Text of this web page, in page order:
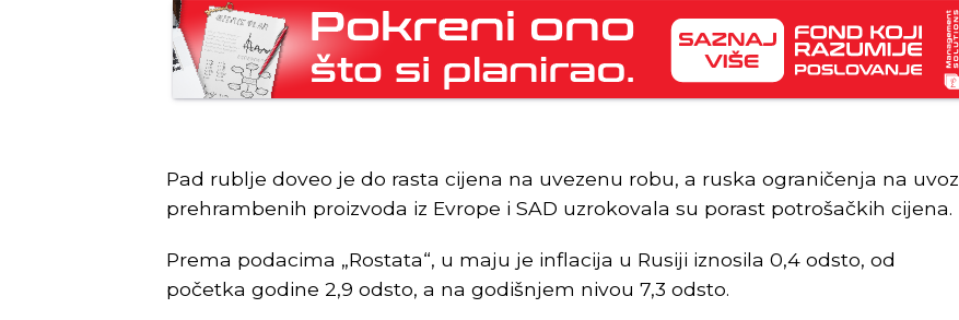
Pad rublje doveo je do rasta cijena na uvezenu robu, a ruska ograničenja na uvoz
prehrambenih proizvoda iz Evrope i SAD uzrokovala su porast potrošačkih cijena.
Prema podacima „Rostata“, u maju je inflacija u Rusiji iznosila 0,4 odsto, od
početka godine 2,9 odsto, a na godišnjem nivou 7,3 odsto.